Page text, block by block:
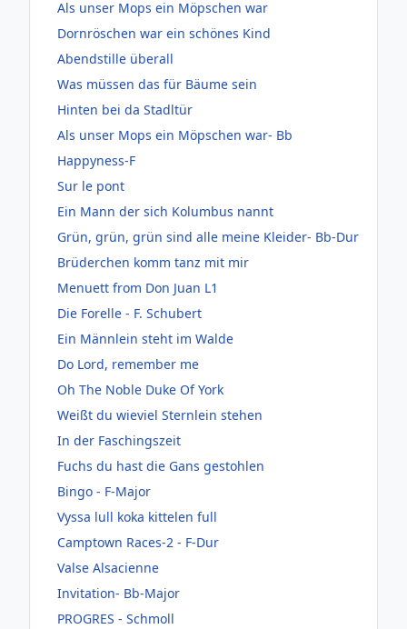
Als unser Mops ein Möpschen war
Dornröschen war ein schönes Kind
Abendstille überall
Was müssen das für Bäume sein
Hinten bei da Stadltür
Als unser Mops ein Möpschen war- Bb
Happyness-F
Sur le pont
Ein Mann der sich Kolumbus nannt
Grün, grün, grün sind alle meine Kleider- Bb-Dur
Brüderchen komm tanz mit mir
Menuett from Don Juan L1
Die Forelle - F. Schubert
Ein Männlein steht im Walde
Do Lord, remember me
Oh The Noble Duke Of York
Weißt du wieviel Sternlein stehen
In der Faschingszeit
Fuchs du hast die Gans gestohlen
Bingo - F-Major
Vyssa lull koka kittelen full
Camptown Races-2 - F-Dur
Valse Alsacienne
Invitation- Bb-Major
PROGRES - Schmoll